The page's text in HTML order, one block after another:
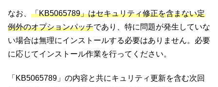
なお、 「KB5065789」はセキュリティ修正を含まない定
例外のオプションパッチであり、特に問題が発生していな
い場合は無理にインストールする必要はありません。必要
に応じてインストール作業を行ってください。
「KB5065789」の内容と共にキュリティ更新を含む次回